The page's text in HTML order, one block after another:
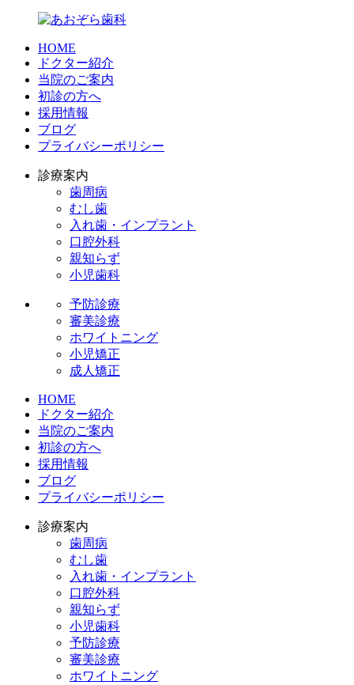
HOME
ドクター紹介
当院のご案内
初診の方へ
採用情報
ブログ
プライバシーポリシー
診療案内
歯周病
むし歯
入れ歯・インプラント
口腔外科
親知らず
小児歯科
予防診療
審美診療
ホワイトニング
小児矯正
成人矯正
HOME
ドクター紹介
当院のご案内
初診の方へ
採用情報
ブログ
プライバシーポリシー
診療案内
歯周病
むし歯
入れ歯・インプラント
口腔外科
親知らず
小児歯科
予防診療
審美診療
ホワイトニング